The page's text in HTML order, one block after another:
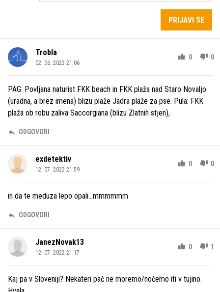
PRIJAVI SE
Trobla
02. 06. 2023 21.06
0 0
PAG: Povljana naturist FKK beach in FKK plaža nad Staro Novaljo
(uradna, a brez imena) blizu plaže Jadra plaže za pse. Pula: FKK
plaža ob robu zaliva Saccorgiana (blizu Zlatnih stjen),
ODGOVORI
exdetektiv
12. 07. 2022 21.59
0 0
in da te meduza lepo opali...mmmmmm
ODGOVORI
JanezNovak13
12. 07. 2022 21.17
0 1
Kaj pa v Sloveniji? Nekateri pač ne moremo/nočemo iti v tujino.